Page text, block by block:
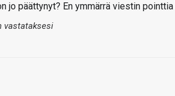
jo päättynyt? En ymmärrä viestin pointtia
vastataksesi